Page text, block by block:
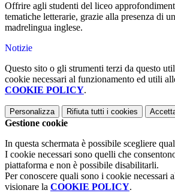
Offrire agli studenti del liceo
tematiche letterarie, grazie alla presenza di
madrelingua inglese.
Notizie
Questo sito o gli strumenti terzi da questo
cookie necessari al funzionamento ed utili
COOKIE POLICY.
Personalizza Rifiuta tutti i cookies
Gestione cookie
In questa schermata è possibile scegliere
I cookie necessari sono quelli che
piattaforma e non è possibile disabilitarli.
Per conoscere quali sono i cookie necessari
visionare la COOKIE POLICY.